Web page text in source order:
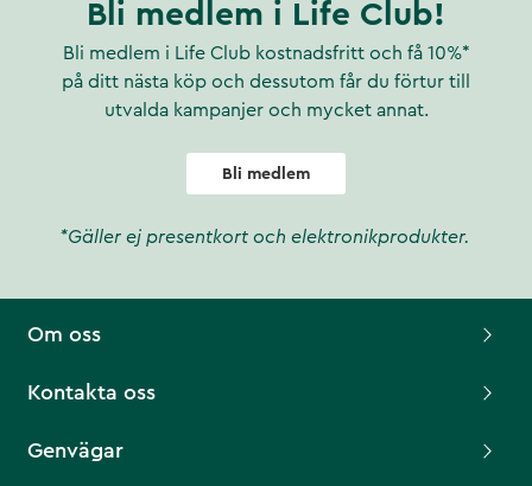
Bli medlem i Life Club!
Bli medlem i Life Club kostnadsfritt och få 10%*
på ditt nästa köp och dessutom får du förtur till
utvalda kampanjer och mycket annat.
Bli medlem
*Gäller ej presentkort och elektronikprodukter.
Om oss
Kontakta oss
Genvägar